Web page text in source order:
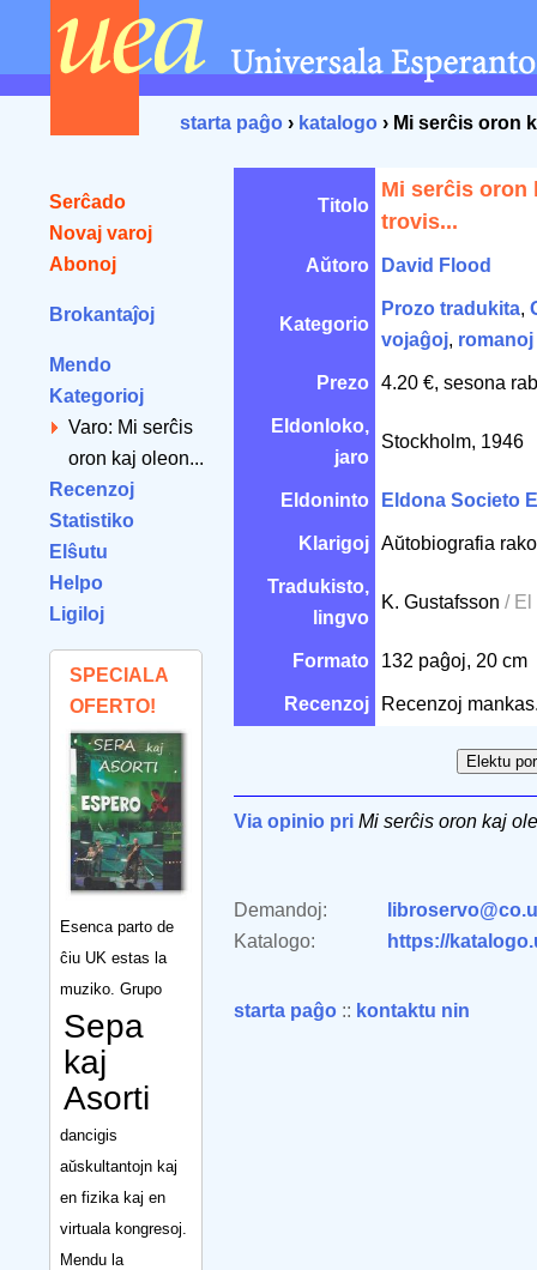
starta paĝo › katalogo › Mi serĉis oron
Serĉado
Novaj varoj
Abonoj
Brokantaĵoj
Mendo
Kategorioj
Varo: Mi serĉis
oron kaj oleon...
Recenzoj
Statistiko
Elŝutu
Helpo
Ligiloj
SPECIALA
OFERTO!
Esenca parto de
ĉiu UK estas la
muziko. Grupo
Sepa
kaj
Asorti
dancigis
aŭskultantojn kaj
en fizika kaj en
virtuala kongresoj.
Mendu la
Titolo
Mi serĉis oron
trovis...
Aŭtoro David Flood
Kategorio
Prozo tradukita,
vojaĝoj, romanoj
Prezo 4.20 €, sesona
Eldonloko,
jaro
Stockholm, 1946
Eldoninto Eldona Societo
Klarigoj Aŭtobiografia
Tradukisto,
lingvo
K. Gustafsson / El
Formato 132 paĝoj, 20 cm
Recenzoj Recenzoj
Via opinio pri Mi serĉis oron kaj
Demandoj:
Katalogo:
https://
starta paĝo :: kontaktu nin